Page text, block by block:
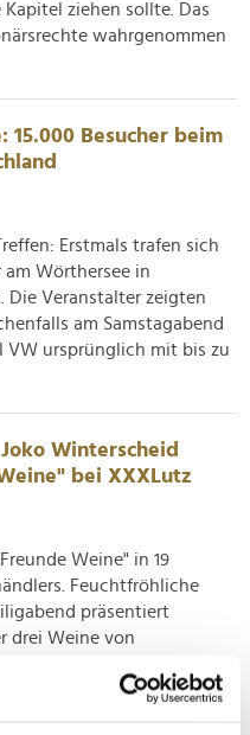
ziehen sollte. Das
wahrgenommen
Besucher beim
Erstmals trafen sich
am Wörthersee in
Die Veranstalter zeigten
am Samstagabend
VW ursprünglich mit bis zu
Winterscheid
bei XXXLutz
Weine" in 19
Feuchtfröhliche
präsentiert
drei Weine von